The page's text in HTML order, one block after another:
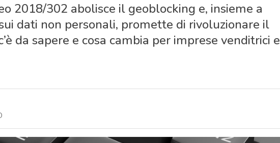
2018/302 abolisce il geoblocking e, insieme a
dati non personali, promette di rivoluzionare il
da sapere e cosa cambia per imprese venditrici e